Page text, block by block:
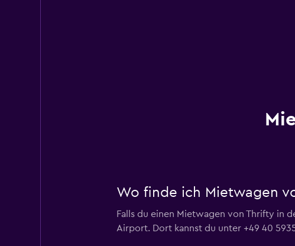
Wo finde ich Mietwagen
Falls du einen Mietwagen von Thrifty in
Airport. Dort kannst du unter +49 40